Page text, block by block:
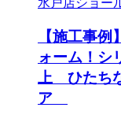
水戸店ショー
【施工事
ォーム！シ
上 ひたち
ア